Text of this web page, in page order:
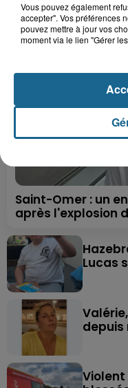
LE TOP
Saint-Omer : un
après l'explosion
Lucas
depuis
Vous pouvez également
accepter". Vos préférences
pouvez mettre à jour vos
moment via le lien "Gérer